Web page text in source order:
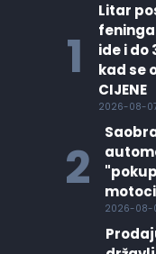
1
Litar
ide i do
kad se
CIJENE
2026-08-07
2
2026-08-